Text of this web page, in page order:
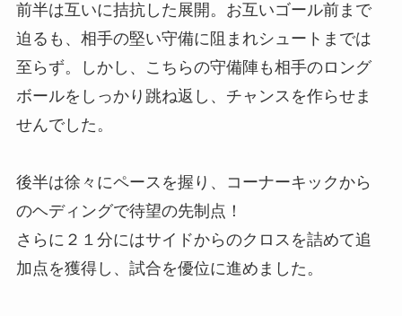
前半は互いに拮抗した展開。お互いゴール前まで
迫るも、相手の堅い守備に阻まれシュートまでは
至らず。しかし、こちらの守備陣も相手のロング
ボールをしっかり跳ね返し、チャンスを作らせま
せんでした。
後半は徐々にペースを握り、コーナーキックから
のヘディングで待望の先制点！
さらに２１分にはサイドからのクロスを詰めて追
加点を獲得し、試合を優位に進めました。